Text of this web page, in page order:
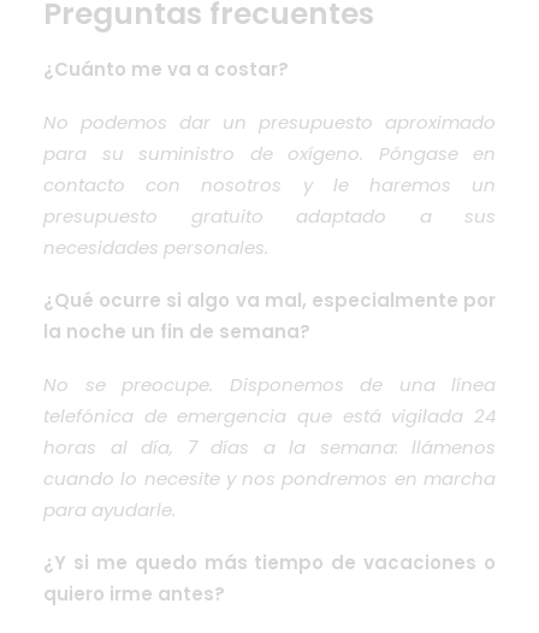
Preguntas frecuentes
¿Cuánto me va a costar?
No podemos dar un presupuesto aproximado
para su suministro de oxígeno. Póngase en
contacto con nosotros y le haremos un
presupuesto gratuito adaptado a sus
necesidades personales.
¿Qué ocurre si algo va mal, especialmente por
la noche un fin de semana?
No se preocupe. Disponemos de una línea
telefónica de emergencia que está vigilada 24
horas al día, 7 días a la semana: llámenos
cuando lo necesite y nos pondremos en marcha
para ayudarle.
¿Y si me quedo más tiempo de vacaciones o
quiero irme antes?